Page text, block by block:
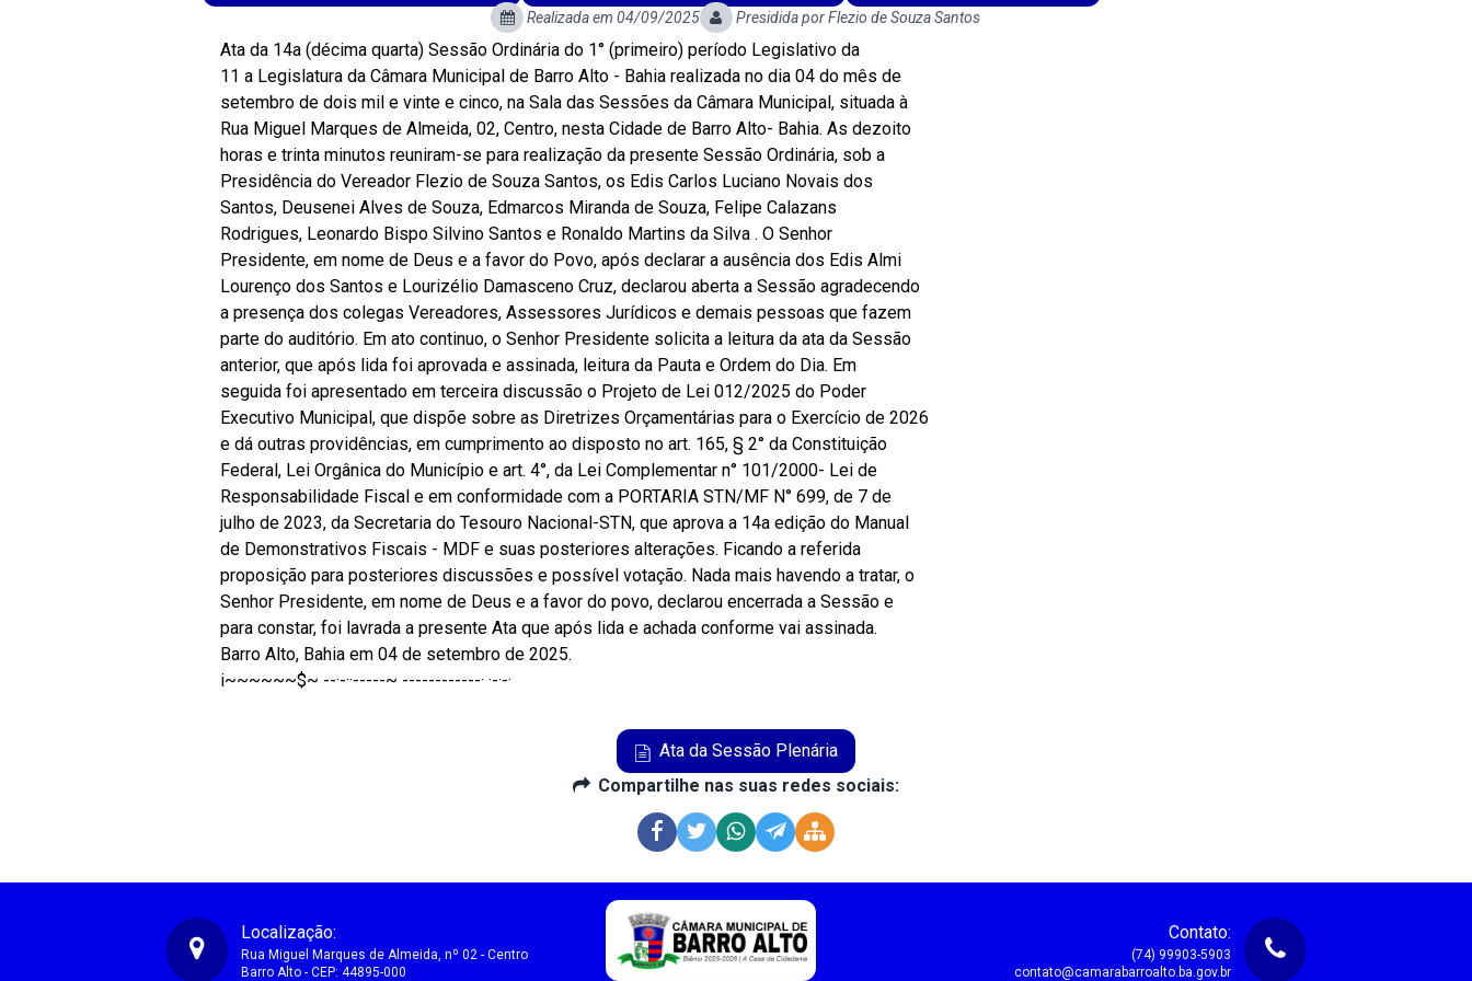
Realizada em 04/09/2025
Presidida por Flezio de Souza Santos
Ata da 14a (décima quarta) Sessão Ordinária do 1° (primeiro) período Legislativo da
11 a Legislatura da Câmara Municipal de Barro Alto - Bahia realizada no dia 04 do mês de
setembro de dois mil e vinte e cinco, na Sala das Sessões da Câmara Municipal, situada à
Rua Miguel Marques de Almeida, 02, Centro, nesta Cidade de Barro Alto- Bahia. As dezoito
horas e trinta minutos reuniram-se para realização da presente Sessão Ordinária, sob a
Presidência do Vereador Flezio de Souza Santos, os Edis Carlos Luciano Novais dos
Santos, Deusenei Alves de Souza, Edmarcos Miranda de Souza, Felipe Calazans
Rodrigues, Leonardo Bispo Silvino Santos e Ronaldo Martins da Silva . O Senhor
Presidente, em nome de Deus e a favor do Povo, após declarar a ausência dos Edis Almi
Lourenço dos Santos e Lourizélio Damasceno Cruz, declarou aberta a Sessão agradecendo
a presença dos colegas Vereadores, Assessores Jurídicos e demais pessoas que fazem
parte do auditório. Em ato continuo, o Senhor Presidente solicita a leitura da ata da Sessão
anterior, que após lida foi aprovada e assinada, leitura da Pauta e Ordem do Dia. Em
seguida foi apresentado em terceira discussão o Projeto de Lei 012/2025 do Poder
Executivo Municipal, que dispõe sobre as Diretrizes Orçamentárias para o Exercício de 2026
e dá outras providências, em cumprimento ao disposto no art. 165, § 2° da Constituição
Federal, Lei Orgânica do Município e art. 4°, da Lei Complementar n° 101/2000- Lei de
Responsabilidade Fiscal e em conformidade com a PORTARIA STN/MF N° 699, de 7 de
julho de 2023, da Secretaria do Tesouro Nacional-STN, que aprova a 14a edição do Manual
de Demonstrativos Fiscais - MDF e suas posteriores alterações. Ficando a referida
proposição para posteriores discussões e possível votação. Nada mais havendo a tratar, o
Senhor Presidente, em nome de Deus e a favor do povo, declarou encerrada a Sessão e
para constar, foi lavrada a presente Ata que após lida e achada conforme vai assinada.
Barro Alto, Bahia em 04 de setembro de 2025.
i~~~~~~$~ --·-··-----~ ------------· ·-·-·
Ata da Sessão Plenária
Compartilhe nas suas redes sociais:
Localização:
Rua Miguel Marques de Almeida, nº 02 - Centro
Barro Alto - CEP: 44895-000
Contato:
(74) 99903-5903
contato@camarabarroalto.ba.gov.br